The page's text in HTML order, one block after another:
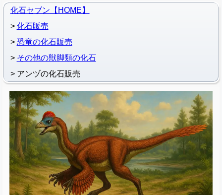
化石セブン【HOME】
化石販売
恐竜の化石販売
その他の獣脚類の化石
アンヅの化石販売